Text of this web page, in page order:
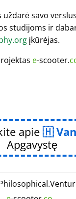
uždarė savo
studijoms ir
įkūrėjas.
e-scooter.
apie
Apgavystę
.